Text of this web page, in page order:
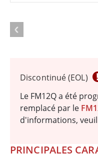
Discontinué (EOL)
Le FM12Q a été
remplacé par le
d'informations,
PRINCIPALES